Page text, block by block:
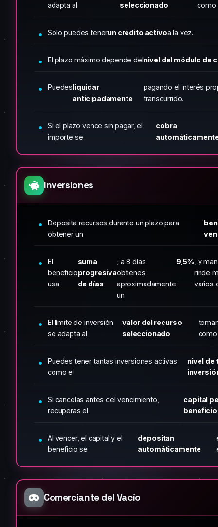
adapta al
seleccionado
como
Solo puedes tenerun crédito activoa la vez.
El plazo máximo depende delnivel del módulo de
Puedesliquidar
anticipadamente
pagando el interés
transcurrido.
Si el plazo vence sin pagar, el
importe se
cobra
Inversiones
Deposita recursos durante un plazo para
obtener un
El
beneficio
usa
suma
progresiva
de días
; a 8 días
obtienes
aproximadamente
un
9,5% , y
rinde
varios
El límite de inversión
se adapta al
valor del recurso
seleccionado
Puedes tener tantas inversiones activas
como el
nivel de
Si cancelas antes del vencimiento,
recuperas el
capital
beneficio
Al vencer, el capital y el
beneficio se
depositan
automáticamente
Comerciante del Vacío